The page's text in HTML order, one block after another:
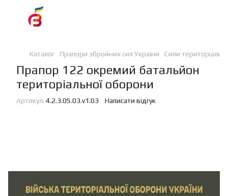
Каталог Прапори збройних сил України Сили
Прапор 122 окремий батальйон
територіальної оборони
Артикул: 4.2.3.05.03.v1.03 Написати відгук